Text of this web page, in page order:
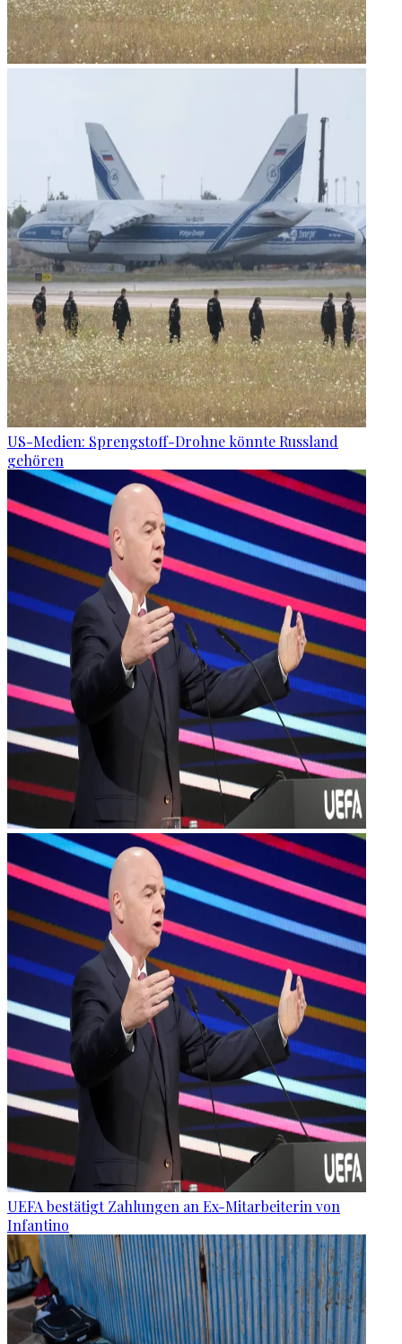
US-Medien: Sprengstoff-Drohne könnte Russland
gehören
UEFA bestätigt Zahlungen an Ex-Mitarbeiterin von
Infantino